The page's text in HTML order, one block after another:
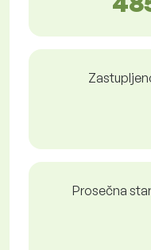
Prosečna